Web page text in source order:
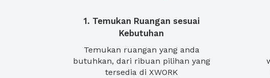
1. Temukan Ruangan sesuai
Kebutuhan
Temukan ruangan yang anda
butuhkan, dari ribuan pilihan yang
tersedia di XWORK